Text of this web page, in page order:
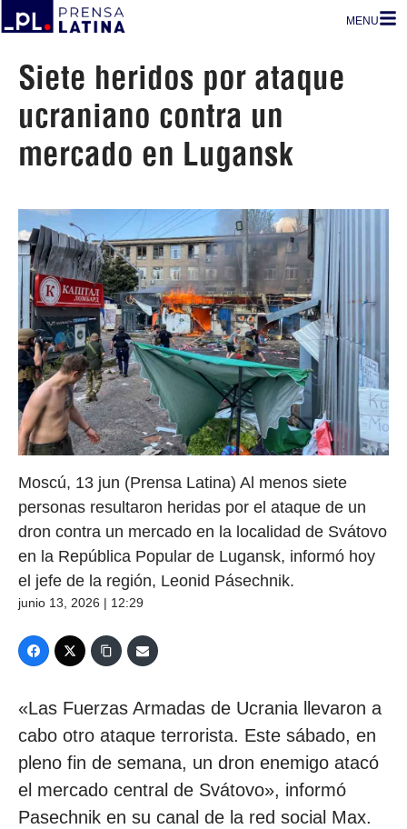
MENU
Siete heridos por ataque
ucraniano contra un
mercado en Lugansk
Moscú, 13 jun (Prensa Latina) Al menos siete
personas resultaron heridas por el ataque de un
dron contra un mercado en la localidad de Svátovo
en la República Popular de Lugansk, informó hoy
el jefe de la región, Leonid Pásechnik.
junio 13, 2026 | 12:29
«Las Fuerzas Armadas de Ucrania llevaron a
cabo otro ataque terrorista. Este sábado, en
pleno fin de semana, un dron enemigo atacó
el mercado central de Svátovo», informó
Pasechnik en su canal de la red social Max.